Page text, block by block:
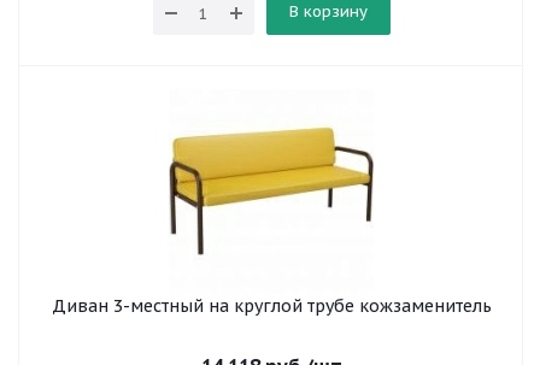
В корзину
Диван 3-местный на круглой трубе кожзаменитель